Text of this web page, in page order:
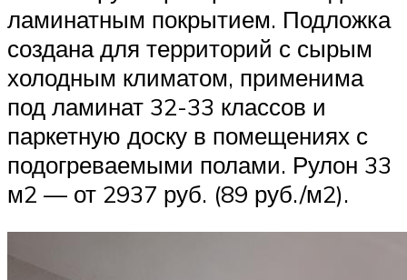
ламинатным покрытием. Подложка
создана для территорий с сырым
холодным климатом, применима
под ламинат 32-33 классов и
паркетную доску в помещениях с
подогреваемыми полами. Рулон 33
м2 — от 2937 руб. (89 руб./м2).